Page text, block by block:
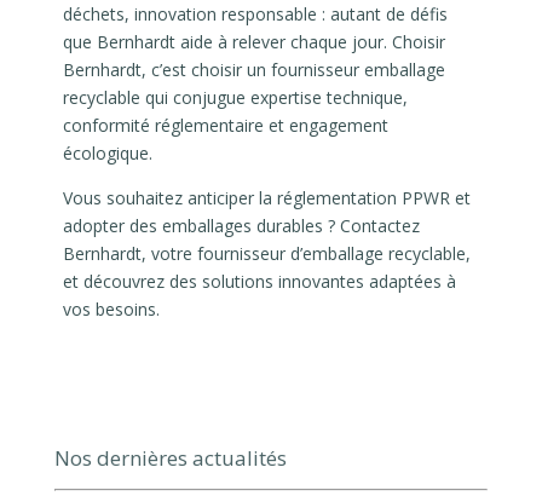
déchets, innovation responsable : autant de défis
que Bernhardt aide à relever chaque jour. Choisir
Bernhardt, c’est choisir un fournisseur emballage
recyclable qui conjugue expertise technique,
conformité réglementaire et engagement
écologique.
Vous souhaitez anticiper la réglementation PPWR et
adopter des emballages durables ? Contactez
Bernhardt, votre fournisseur d’emballage recyclable,
et découvrez des solutions innovantes adaptées à
vos besoins.
Nos dernières actualités